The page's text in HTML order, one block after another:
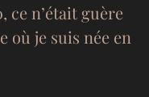
ce n’était guère
où je suis née en